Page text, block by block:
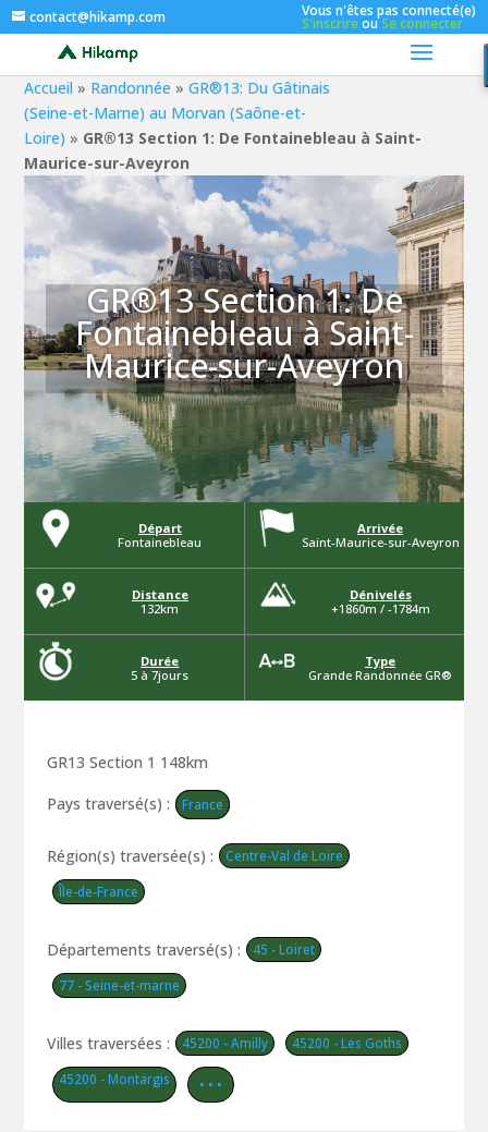
contact@hikamp.com Vous n'êtes pas connecté(e)
S'inscrireouSe connecter
Accueil » Randonnée »GR®13: Du Gâtinais
(Seine-et-Marne) au Morvan (Saône-et-
Loire) » GR®13 Section 1: De Fontainebleau à Saint-
Maurice-sur-Aveyron
GR®13 Section 1: De
Fontainebleau à Saint-
Maurice-sur-Aveyron
Départ
Fontainebleau
Arrivée
Saint-Maurice-sur-Aveyron
Distance
132km
Dénivelés
+1860m / -1784m
Durée
5 à 7jours
Type
Grande Randonnée GR®
GR13 Section 1 148km
Pays traversé(s) :
France
Région(s) traversée(s) : Centre-Val de Loire
Île-de-France
Départements traversé(s) : 45 - Loiret
77 - Seine-et-marne
Villes traversées : 45200 - Amilly 45200 - Les Goths
45200 - Montargis • • •